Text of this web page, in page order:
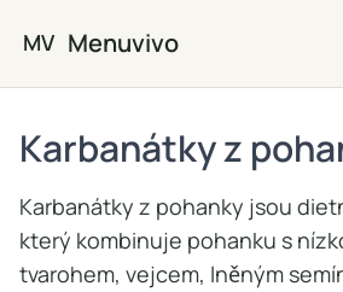
MV Menuvivo
Karbanátky z
Karbanátky z pohanky jsou
který kombinuje pohanku s
tvarohem, vejcem, lněným